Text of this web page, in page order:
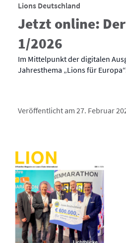
Lions Deutschland
Jetzt online: Der
1/2026
Im Mittelpunkt der digitalen
Jahresthema „Lions für
Veröffentlicht am 27. Februar